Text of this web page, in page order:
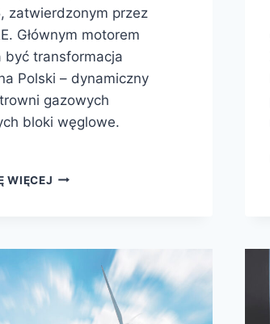
zatwierdzonym przez
Głównym motorem
być transformacja
Polski – dynamiczny
gazowych
bloki węglowe.
WIĘCEJ